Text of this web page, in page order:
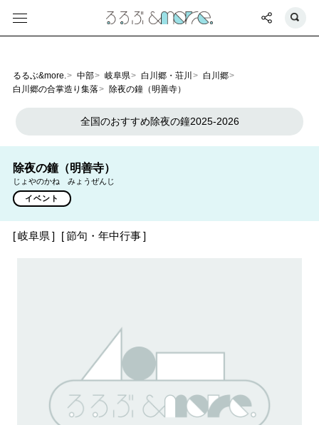
るるぶ&more. 中部 岐阜県 白川郷・荘川
白川郷
白川郷の合掌造り集落
除夜の鐘（明善寺）
全国のおすすめ除夜の鐘2025-2026
除夜の鐘（明善寺）
じょやのかね みょうぜんじ
イベント
岐阜県 節句・年中行事